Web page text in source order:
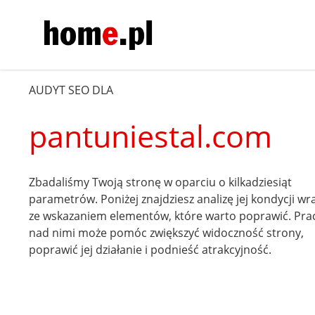
AUDYT SEO DLA
pantuniestal.com
Zbadaliśmy Twoją stronę w oparciu o kilkadziesiąt
parametrów. Poniżej znajdziesz analizę jej kondycji
ze wskazaniem elementów, które warto poprawić.
nad nimi może pomóc zwiększyć widoczność strony,
poprawić jej działanie i podnieść atrakcyjność.